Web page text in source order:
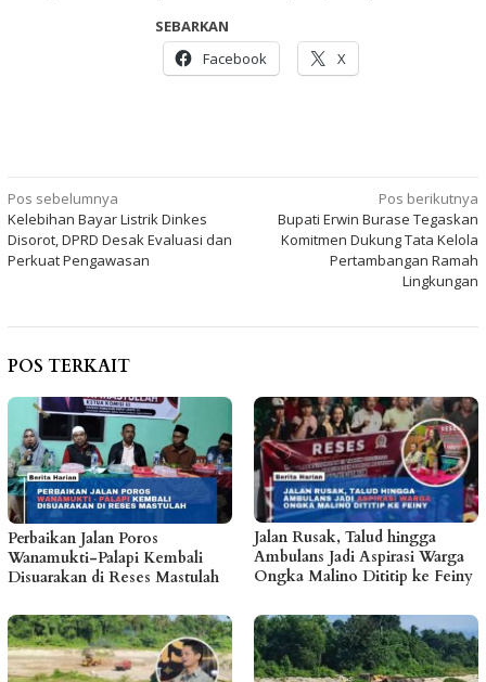
SEBARKAN
Facebook
X
Navigasi
pos
Pos sebelumnya
Kelebihan Bayar Listrik Dinkes
Disorot, DPRD Desak Evaluasi dan
Perkuat Pengawasan
Pos berikutnya
Bupati Erwin Burase Tegaskan
Komitmen Dukung Tata Kelola
Pertambangan Ramah
Lingkungan
POS TERKAIT
Perbaikan Jalan Poros
Wanamukti-Palapi Kembali
Disuarakan di Reses Mastulah
Jalan Rusak, Talud hingga
Ambulans Jadi Aspirasi Warga
Ongka Malino Dititip ke Feiny